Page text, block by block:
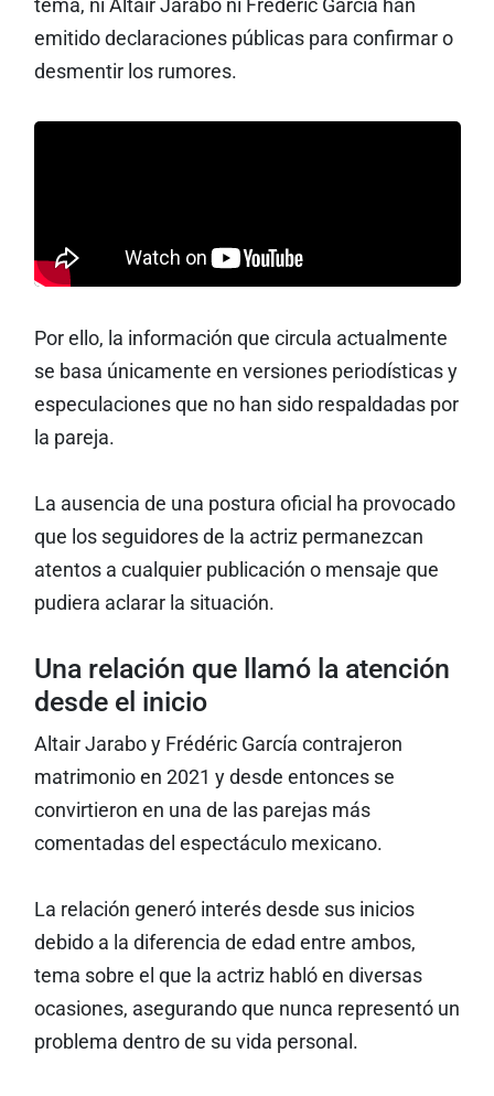
tema, ni Altair Jarabo ni Frédéric García han
emitido declaraciones públicas para confirmar o
desmentir los rumores.
Por ello, la información que circula actualmente
se basa únicamente en versiones periodísticas y
especulaciones que no han sido respaldadas por
la pareja.
La ausencia de una postura oficial ha provocado
que los seguidores de la actriz permanezcan
atentos a cualquier publicación o mensaje que
pudiera aclarar la situación.
Una relación que llamó la atención
desde el inicio
Altair Jarabo y Frédéric García contrajeron
matrimonio en 2021 y desde entonces se
convirtieron en una de las parejas más
comentadas del espectáculo mexicano.
La relación generó interés desde sus inicios
debido a la diferencia de edad entre ambos,
tema sobre el que la actriz habló en diversas
ocasiones, asegurando que nunca representó un
problema dentro de su vida personal.